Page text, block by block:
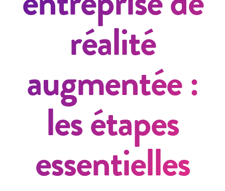
réalité
augmentée :
les étapes
essentielles